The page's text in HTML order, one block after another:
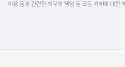
이용 등과 관련한 의무와 책임 등 모든 거래에 대한